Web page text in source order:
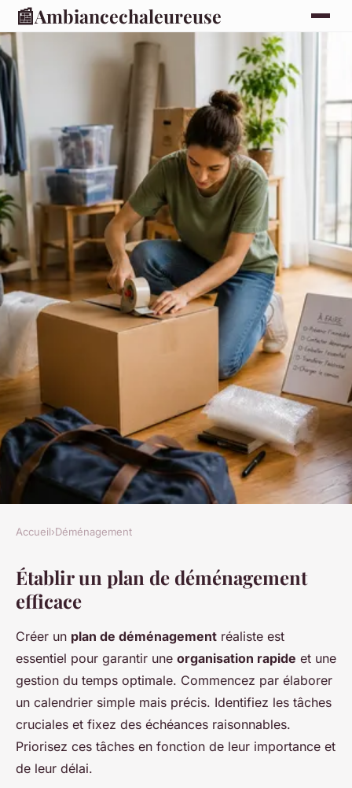
📰Ambiancechaleureuse
DÉMÉNAGEMENT
Comment organiser un
déménagement de dernière
minute
Arthur 23 mars 2025 7 min de lecture
Accueil›Déménagement
Établir un plan de déménagement
efficace
Créer un plan de déménagement réaliste est
essentiel pour garantir une organisation rapide et une
gestion du temps optimale. Commencez par élaborer
un calendrier simple mais précis. Identifiez les tâches
cruciales et fixez des échéances raisonnables.
Priorisez ces tâches en fonction de leur importance et
de leur délai.